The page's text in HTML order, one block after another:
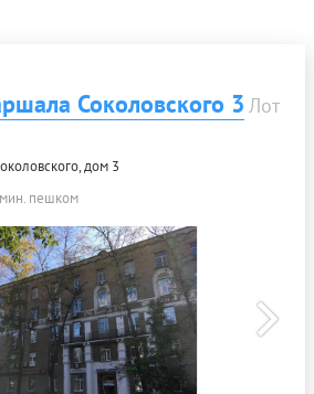
Соколовского 3 Лот
дом 3
пешком